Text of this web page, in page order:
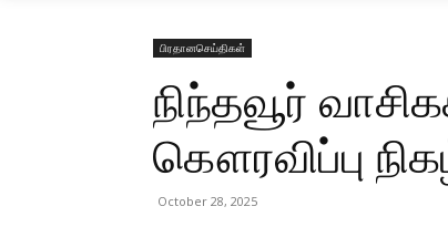
பிரதானசெய்திகள்
நிந்தவூர்
கௌரவிப்பு
October 28, 2025